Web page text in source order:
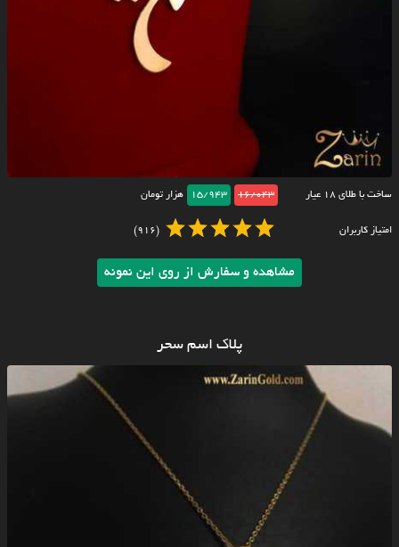
ساخت با طلای ۱۸ عیار 16/043
15/943 هزار تومان
امتیاز کاربران (916)
مشاهده و سفارش از روی این نمونه
پلاک اسم سحر